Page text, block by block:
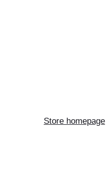
Store homepage